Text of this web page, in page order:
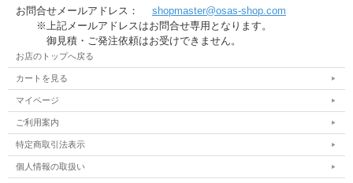
お問合せメールアドレス： shopmaster@osas-shop.com
※上記メールアドレスはお問合せ専用となります。
御見積・ご発注依頼はお受けできません。
お店のトップへ戻る
カートを見る
マイページ
ご利用案内
特定商取引法表示
個人情報の取扱い